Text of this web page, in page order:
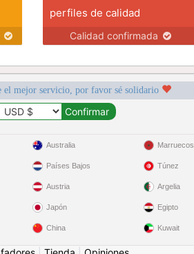
perfiles de calidad
Calidad confirmada
el mejor servicio, por favor sé solidario
Australia
Países Bajos
Austria
Japón
China
Marruecos
Túnez
Argelia
Egipto
Kuwait